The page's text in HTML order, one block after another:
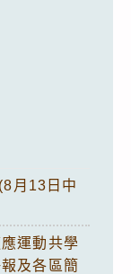
月13日中
運動共學
及各區簡